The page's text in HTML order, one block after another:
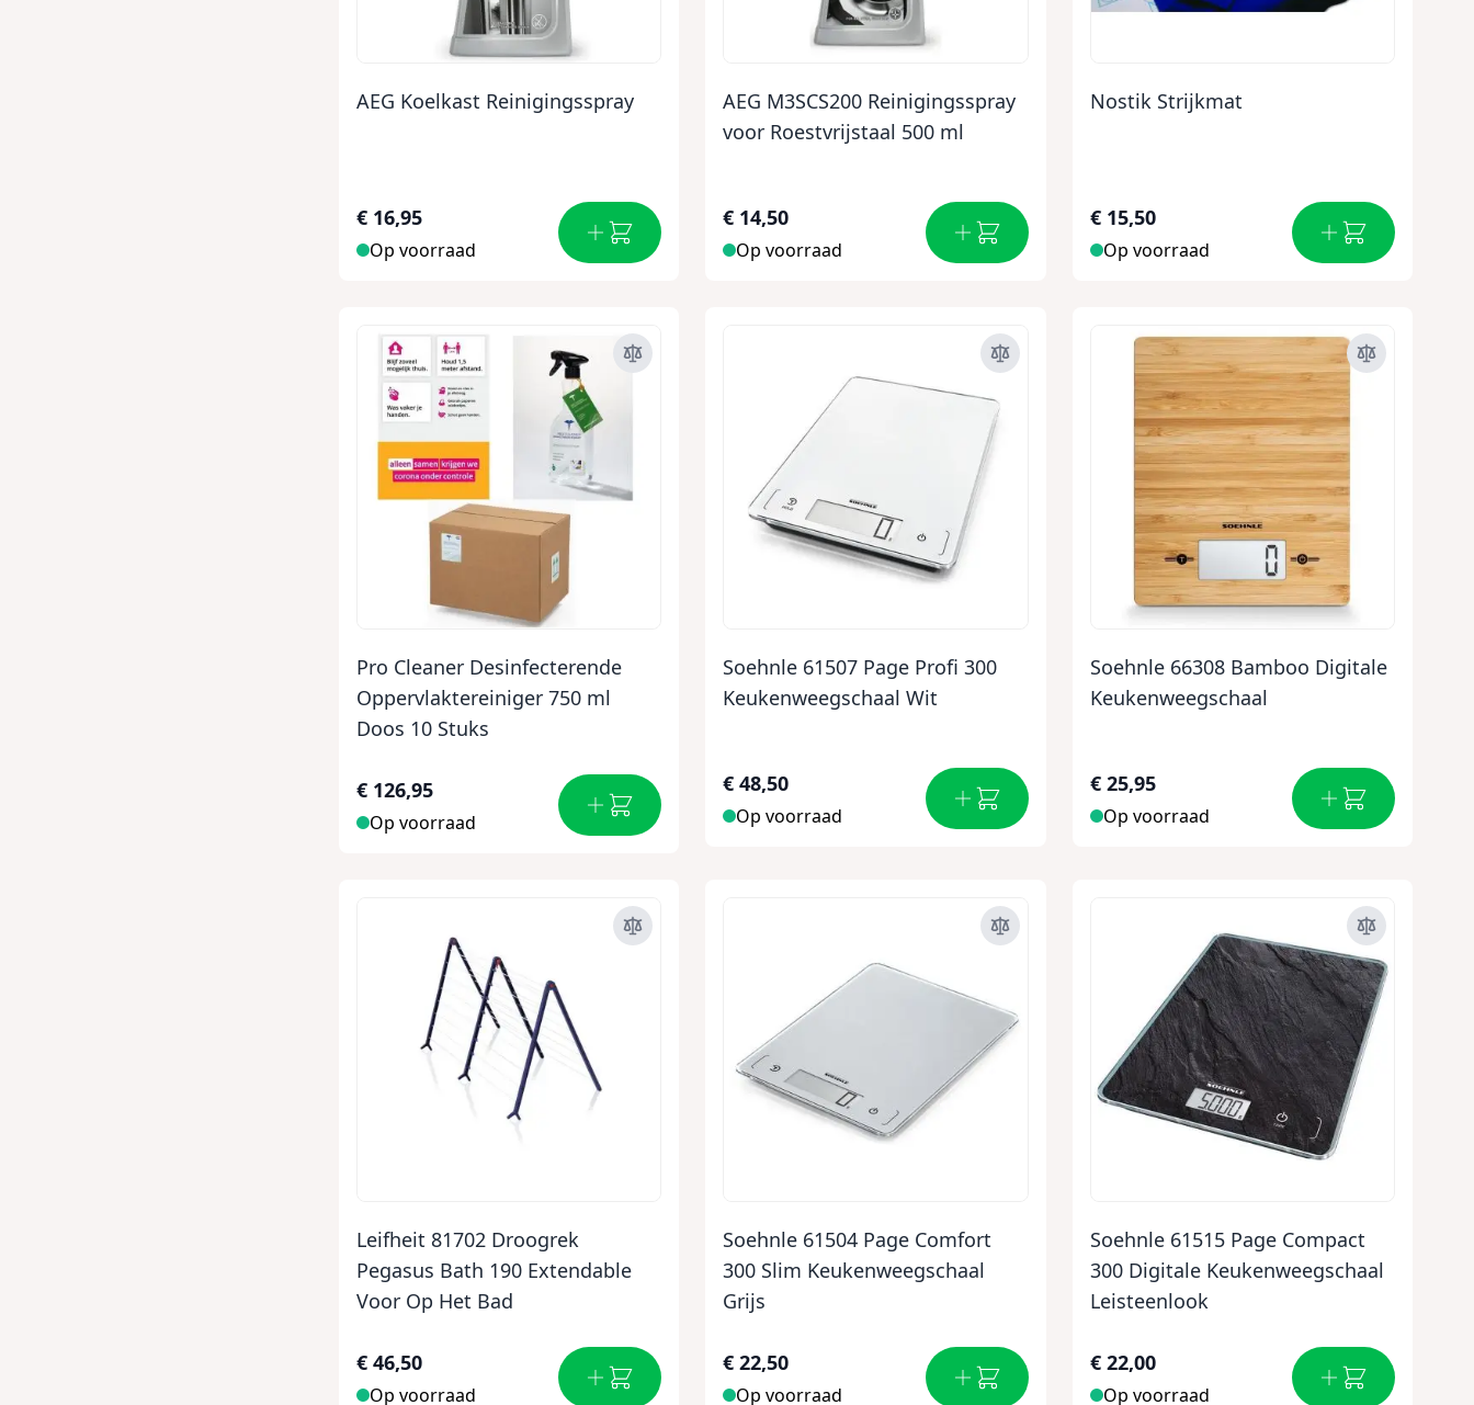
AEG Koelkast Reinigingsspray
€ 16,95
Op voorraad
AEG M3SCS200 Reinigingsspray
voor Roestvrijstaal 500 ml
€ 14,50
Op voorraad
Nostik Strijkmat
€ 15,50
Op voorraad
Pro Cleaner Desinfecterende
Oppervlaktereiniger 750 ml
Doos 10 Stuks
€ 126,95
Op voorraad
Soehnle 61507 Page Profi 300
Keukenweegschaal Wit
€ 48,50
Op voorraad
Soehnle 66308 Bamboo Digitale
Keukenweegschaal
€ 25,95
Op voorraad
Leifheit 81702 Droogrek
Pegasus Bath 190 Extendable
Voor Op Het Bad
€ 46,50
Op voorraad
Soehnle 61504 Page Comfort
300 Slim Keukenweegschaal
Grijs
€ 22,50
Op voorraad
Soehnle 61515 Page Compact
300 Digitale Keukenweegschaal
Leisteenlook
€ 22,00
Op voorraad